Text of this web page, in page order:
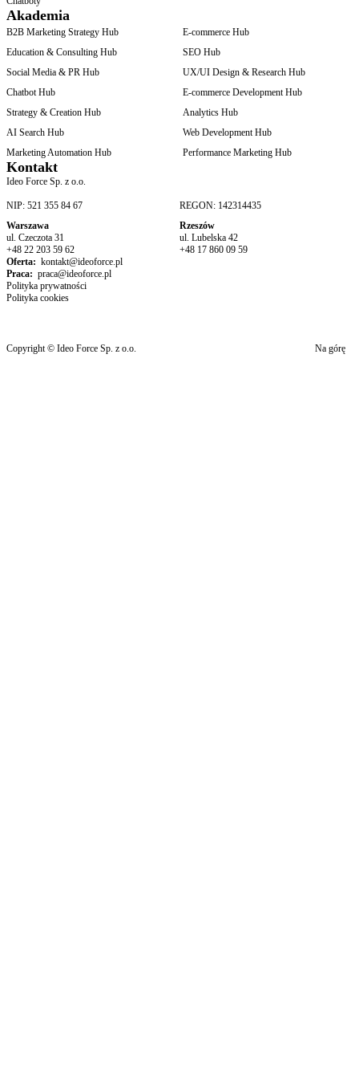
Akademia
B2B Marketing Strategy Hub
E-commerce Hub
Education & Consulting Hub
SEO Hub
Social Media & PR Hub
UX/UI Design & Research Hub
Chatbot Hub
E-commerce Development Hub
Strategy & Creation Hub
Analytics Hub
AI Search Hub
Web Development Hub
Marketing Automation Hub
Performance Marketing Hub
Kontakt
Ideo Force Sp. z o.o.
NIP: 521 355 84 67
REGON: 142314435
Warszawa
ul. Czeczota 31
+48 22 203 59 62
Rzeszów
ul. Lubelska 42
+48 17 860 09 59
Oferta: kontakt@ideoforce.pl
Praca: praca@ideoforce.pl
Polityka prywatności
Polityka cookies
Copyright © Ideo Force Sp. z o.o. Na górę